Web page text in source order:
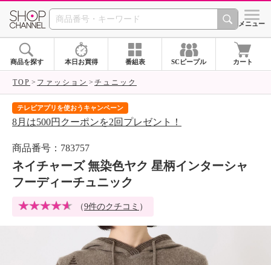
SHOP CHANNEL シメニュー
商品を探す 本日お買得 番組表 SCピープル カート
TOP ファッション チュニック
テレビアプリを使おうキャンペーン
8月は500円クーポンを2回プレゼント！
商品番号：783757
ネイチャーズ 無染色ヤク 星柄インターシャ
フーディーチュニック
（9件のクチコミ ）